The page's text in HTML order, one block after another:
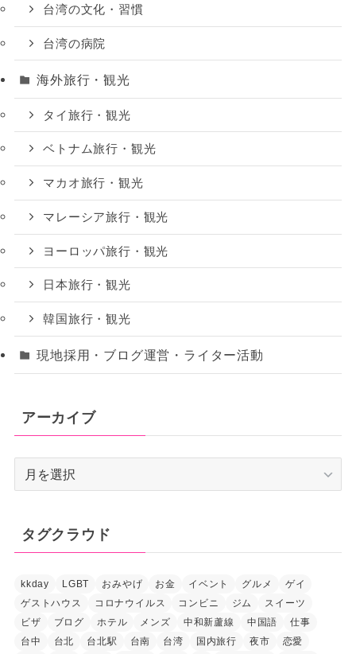
台湾の文化・習慣
台湾の病院
海外旅行・観光
タイ旅行・観光
ベトナム旅行・観光
マカオ旅行・観光
マレーシア旅行・観光
ヨーロッパ旅行・観光
日本旅行・観光
韓国旅行・観光
現地採用・ブログ運営・ライター活動
アーカイブ
ブ
タグクラウド
kkday LGBT おみやげ お金 イベント グルメ
ゲイ
ゲストハウス
コロナウイルス コンビニ ジム
スイーツ
ビザ
ブログ ホテル メンズ 中和新蘆線 中国語
仕事
台中
台北 台北駅 台南 台湾 国内旅行 夜市
恋愛